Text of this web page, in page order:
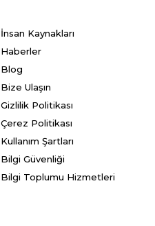
İnsan Kaynakları
Haberler
Blog
Bize Ulaşın
Gizlilik Politikası
Çerez Politikası
Kullanım Şartları
Bilgi Güvenliği
Bilgi Toplumu Hizmetleri